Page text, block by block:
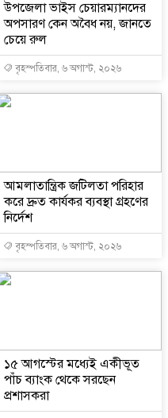
উপজেলা ভাইস চেয়ারম্যানদের
অপসারণ কেন অবৈধ নয়, জানতে
চেয়ে রুল
বৃহস্পতিবার, ৬ অগাস্ট, ২০২৬
আমলাতান্ত্রিক জটিলতা পরিহার
করে দ্রুত কার্যকর ব্যবস্থা গ্রহণের
নির্দেশ
বৃহস্পতিবার, ৬ অগাস্ট, ২০২৬
১৫ আগস্টের মধ্যেই একীভূত
পাঁচ ব্যাংক থেকে সরছেন
প্রশাসকরা